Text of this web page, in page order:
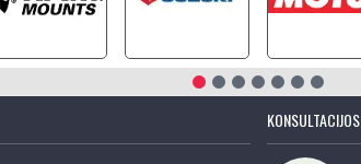
KONSULTACIJOS